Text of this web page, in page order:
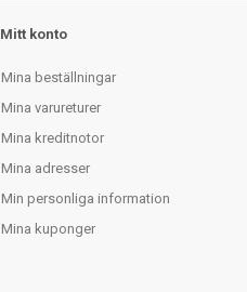
Mitt konto
Mina beställningar
Mina varureturer
Mina kreditnotor
Mina adresser
Min personliga information
Mina kuponger